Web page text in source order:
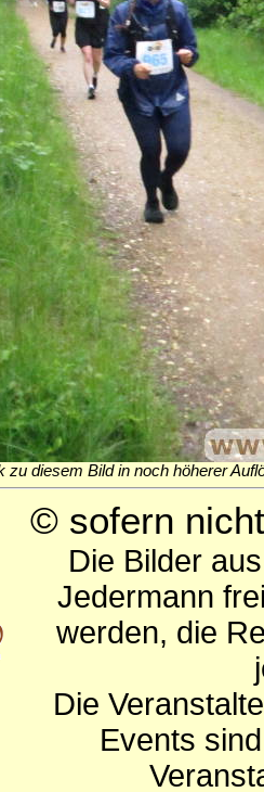
zu diesem Bild in noch höherer
© sofern
Die Bilder
Jedermann
werden, die
Die
Events